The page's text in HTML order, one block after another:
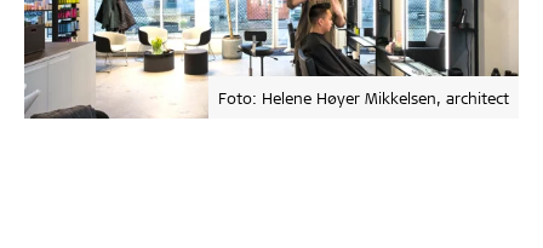
Foto: Helene Høyer Mikkelsen, architect